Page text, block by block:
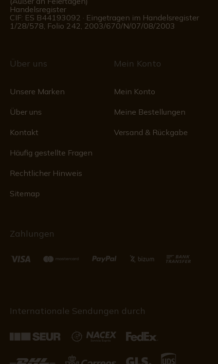
Handelsregister
CIF: ES B44193092 · Eingetragen im Handelsregister
1/28/578, Folio 242, 2003/670/N/07/08/2003
Über uns
Unsere Marken
Über uns
Kontakt
Häufig gestellte Fragen
Rechtlicher Hinweis
Sitemap
Mein Konto
Mein Konto
Meine Bestellungen
Versand & Rückgabe
Zahlungen
Internationale Sendungen durch